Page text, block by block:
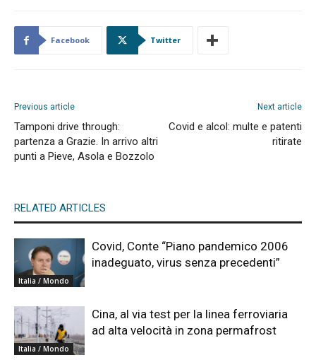
Facebook Twitter
Previous article
Tamponi drive through:
partenza a Grazie. In arrivo altri
punti a Pieve, Asola e Bozzolo
Next article
Covid e alcol: multe e patenti
ritirate
RELATED ARTICLES
Italia / Mondo
Covid, Conte “Piano pandemico 2006
inadeguato, virus senza precedenti”
Italia / Mondo
Cina, al via test per la linea ferroviaria
ad alta velocità in zona permafrost